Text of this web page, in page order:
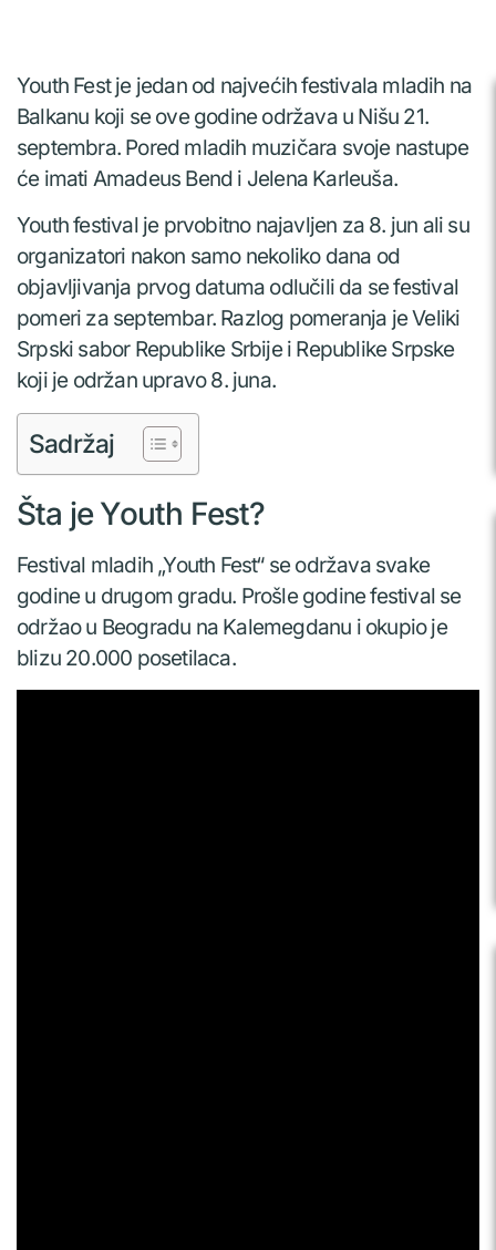
Youth Fest je jedan od najvećih festivala mladih na
Balkanu koji se ove godine održava u Nišu 21.
septembra. Pored mladih muzičara svoje nastupe
će imati Amadeus Bend i Jelena Karleuša.
Youth festival je prvobitno najavljen za 8. jun ali su
organizatori nakon samo nekoliko dana od
objavljivanja prvog datuma odlučili da se festival
pomeri za septembar. Razlog pomeranja je Veliki
Srpski sabor Republike Srbije i Republike Srpske
koji je održan upravo 8. juna.
Sadržaj
Šta je Youth Fest?
Festival mladih „Youth Fest“ se održava svake
godine u drugom gradu. Prošle godine festival se
održao u Beogradu na Kalemegdanu i okupio je
blizu 20.000 posetilaca.